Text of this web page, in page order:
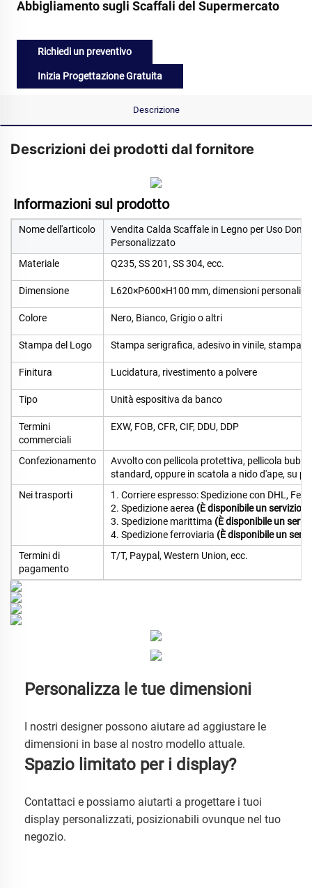
Abbigliamento sugli Scaffali del Supermercato
Richiedi un preventivo
Inizia Progettazione Gratuita
Descrizione
Descrizioni dei prodotti dal fornitore
Informazioni sul prodotto
Nome dell'articolo
Vendita Calda Scaffale in Legno per Uso
Personalizzato
Materiale
Q235, SS 201, SS 304, ecc.
Dimensione L620×P600×H100 mm, dimensioni
Colore Nero, Bianco, Grigio o altri
Stampa del Logo Stampa serigrafica, adesivo in vinile, stampa
Finitura Lucidatura, rivestimento a polvere
Tipo Unità espositiva da banco
Termini
commerciali
EXW, FOB, CFR, CIF, DDU, DDP
Confezionamento
Avvolto con pellicola protettiva, pellicola
standard, oppure in scatola a nido d'ape, su
Nei trasporti
1. Corriere espresso: Spedizione con DHL,
2. Spedizione aerea (È disponibile un servizio
3. Spedizione marittima (È disponibile un
4. Spedizione ferroviaria (È disponibile un
Termini di
pagamento
T/T, Paypal, Western Union, ecc.
Personalizza le tue dimensioni
I nostri designer possono aiutare ad aggiustare le
dimensioni in base al nostro modello attuale.
Spazio limitato per i display?
Contattaci e possiamo aiutarti a progettare i tuoi
display personalizzati, posizionabili ovunque nel tuo
negozio.